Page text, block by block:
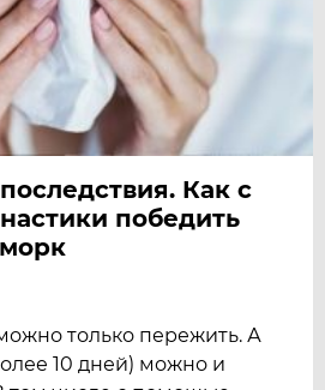
Как с
победить
только пережить. А
10 дней) можно и